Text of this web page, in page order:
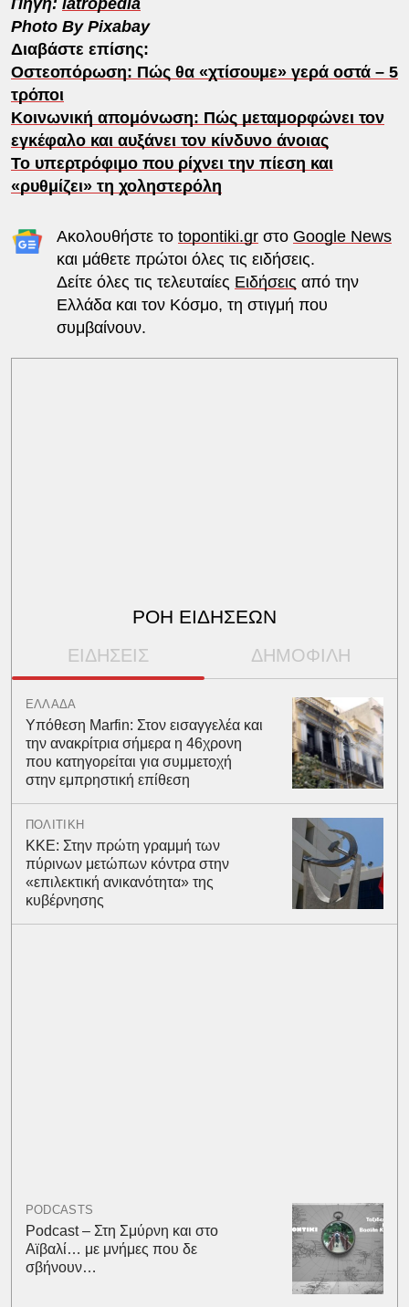
Photo By Pixabay
Διαβάστε επίσης:
Οστεοπόρωση: Πώς θα «χτίσουμε» γερά οστά – 5
τρόποι
Κοινωνική απομόνωση: Πώς μεταμορφώνει τον
εγκέφαλο και αυξάνει τον κίνδυνο άνοιας
Το υπερτρόφιμο που ρίχνει την πίεση και
«ρυθμίζει» τη χοληστερόλη
Ακολουθήστε το topontiki.grστο Google News
και μάθετε πρώτοι όλες τις ειδήσεις.
Δείτε όλες τις τελευταίες Ειδήσεις από την
Ελλάδα και τον Κόσμο, τη στιγμή που
συμβαίνουν.
ΡΟΗ ΕΙΔΗΣΕΩΝ
ΕΙΔΗΣΕΙΣ ΔΗΜΟΦΙΛΗ
ΕΛΛΑΔΑ
Υπόθεση Marfin: Στον εισαγγελέα και
την ανακρίτρια σήμερα η 46χρονη
που κατηγορείται για συμμετοχή
στην εμπρηστική επίθεση
ΠΟΛΙΤΙΚΗ
ΚΚΕ: Στην πρώτη γραμμή των
πύρινων μετώπων κόντρα στην
«επιλεκτική ανικανότητα» της
κυβέρνησης
PODCASTS
Podcast – Στη Σμύρνη και στο
Αϊβαλί… με μνήμες που δε
σβήνουν…